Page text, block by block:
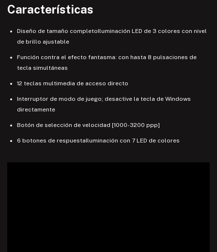
Características
Diseño de tamaño completoIluminación LED de 3 colores con nivel
de brillo ajustable
Función contra el efecto fantasma: con hasta 8 pulsaciones de
tecla simultáneas
12 teclas multimedia de acceso directo
Interruptor de modo de juego; desactive la tecla de Windows
directamente
Botón de selección de velocidad [1000-3200 ppp]
6 botones de respuestaIluminación con 7 LED de colores